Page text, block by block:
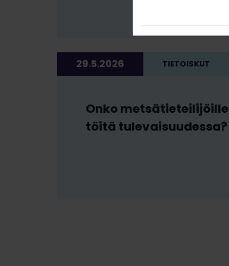
29.5.2026 TIETOISKUT
Onko metsätieteilijöille
töitä tulevaisuudessa?